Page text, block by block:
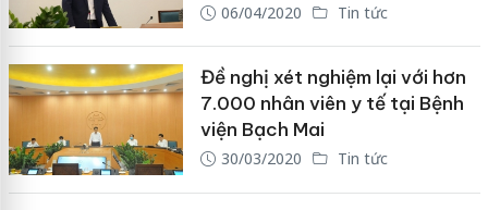
06/04/2020 Tin tức
Đề nghị xét nghiệm lại với hơn
7.000 nhân viên y tế tại Bệnh
viện Bạch Mai
30/03/2020 Tin tức